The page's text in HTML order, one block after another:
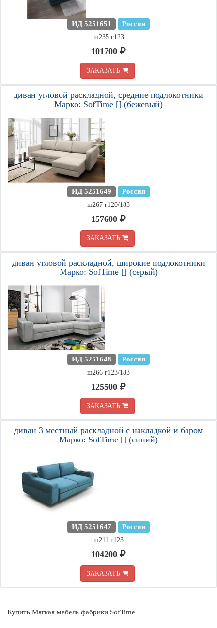
ИД 5251651 Россия
ш235 г123
101700
ЗАКАЗАТЬ
диван угловой раскладной, средние подлокотники
Марко: SofTime [] (бежевый)
ИД 5251649 Россия
ш267 г120/183
157600
ЗАКАЗАТЬ
диван угловой раскладной, широкие подлокотники
Марко: SofTime [] (серый)
ИД 5251648 Россия
ш266 г123/183
125500
ЗАКАЗАТЬ
диван 3 местный раскладной с накладкой и баром
Марко: SofTime [] (синий)
ИД 5251647 Россия
ш211 г123
104200
ЗАКАЗАТЬ
Купить Мягкая мебель фабрики SofTime